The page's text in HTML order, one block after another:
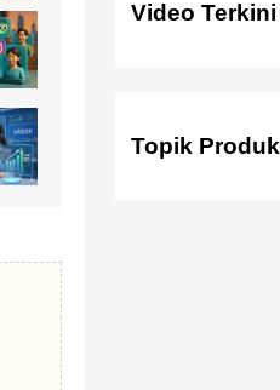
Video Terkini
Topik Produk